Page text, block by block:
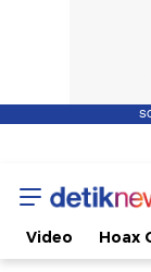
Video Hoax